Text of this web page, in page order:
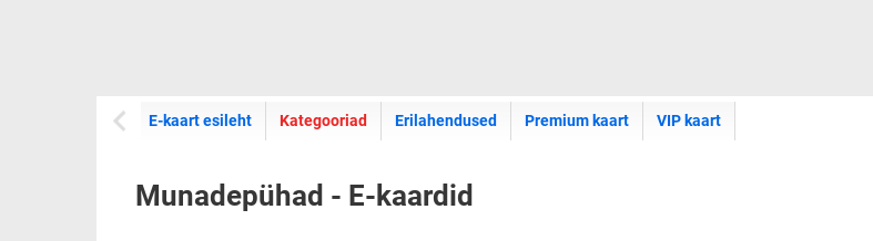
E-kaart esileht E-kaartide
Kategooriad Erilahendused Premium kaart VIP kaart
Munadepühad - E-kaardid